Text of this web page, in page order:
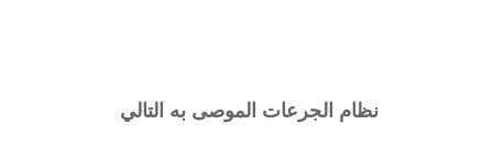
نظام الجرعات الموصى به التالي